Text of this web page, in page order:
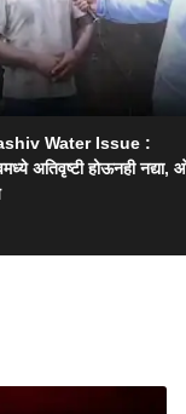
Water Issue :
अतिवृष्टी होऊनही नद्या,